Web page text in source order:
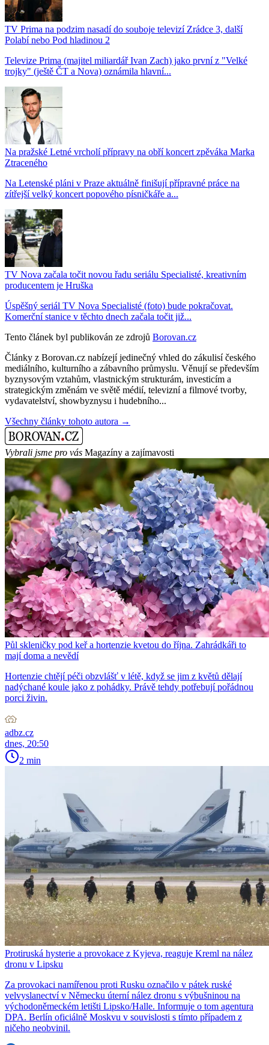
TV Prima na podzim nasadí do souboje televizí Zrádce 3, další
Polabí nebo Pod hladinou 2
Televize Prima (majitel miliardář Ivan Zach) jako první z "Velké
trojky" (ještě ČT a Nova) oznámila hlavní...
Na pražské Letné vrcholí přípravy na obří koncert zpěváka Marka
Ztraceného
Na Letenské pláni v Praze aktuálně finišují přípravné práce na
zítřejší velký koncert popového písničkáře a...
TV Nova začala točit novou řadu seriálu Specialisté, kreativním
producentem je Hruška
Úspěšný seriál TV Nova Specialisté (foto) bude pokračovat.
Komerční stanice v těchto dnech začala točit již...
Tento článek byl publikován ze zdrojů Borovan.cz
Články z Borovan.cz nabízejí jedinečný vhled do zákulisí českého
mediálního, kulturního a zábavního průmyslu. Věnují se především
byznysovým vztahům, vlastnickým strukturám, investicím a
strategickým změnám ve světě médií, televizní a filmové tvorby,
vydavatelství, showbyznysu i hudebního...
Všechny články tohoto autora →
Vybrali jsme pro vás Magazíny a zajímavosti
Půl skleničky pod keř a hortenzie kvetou do října. Zahrádkáři to
mají doma a nevědí
Hortenzie chtějí péči obzvlášť v létě, když se jim z květů dělají
nadýchané koule jako z pohádky. Právě tehdy potřebují pořádnou
porci živin.
adbz.cz
dnes, 20:50
2 min
Protiruská hysterie a provokace z Kyjeva, reaguje Kreml na nález
dronu v Lipsku
Za provokaci namířenou proti Rusku označilo v pátek ruské
velvyslanectví v Německu úterní nález dronu s výbušninou na
východoněmeckém letišti Lipsko/Halle. Informuje o tom agentura
DPA. Berlín oficiálně Moskvu v souvislosti s tímto případem z
ničeho neobvinil.